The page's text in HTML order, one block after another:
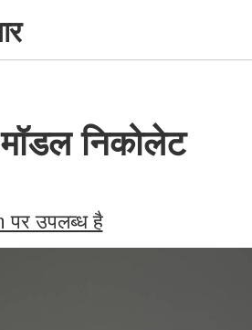
निकोलेट
उपलब्ध है